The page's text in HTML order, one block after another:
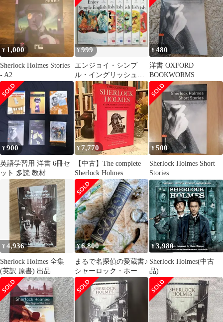
¥ 1,000
Sherlock Holmes Stories
- A2
¥999
エンジョイ・シンプ
ル・イングリッシュ
2022年4月～9月セット
NHKテキスト
¥480
洋書 OXFORD
BOOKWORMS
¥900
英語学習用 洋書 6冊セ
ット 多読 教材
¥7,770
【中古】The complete
Sherlock Holmes
¥500
Sherlock Holmes Short
Stories
¥4,936
Sherlock Holmes 全集
(英訳 原書) 出品
¥6,800
まるで名探偵の愛蔵書♪
シャーロック・ホーム
ズ 豪華特装版ヴィンテ
ージ本 古書洋書
¥3,980
Sherlock Holmes(中古
品)